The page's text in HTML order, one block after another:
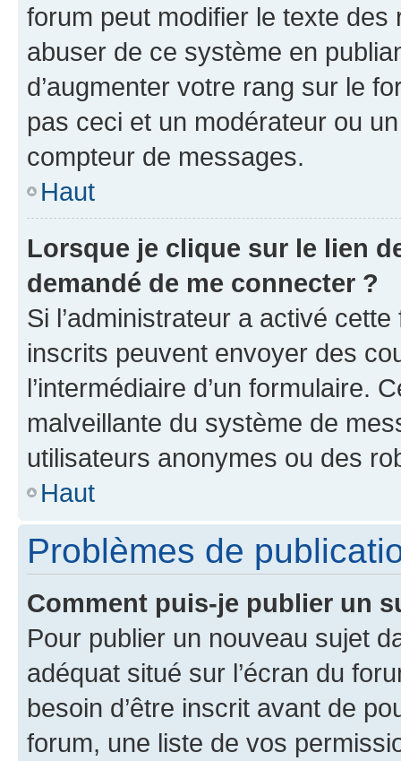
forum peut modifier le texte
abuser de ce système en
d’augmenter votre rang sur le
pas ceci et un modérateur ou
compteur de messages.
Haut
Lorsque je clique sur le lien
demandé de me connecter ?
Si l’administrateur a activé
inscrits peuvent envoyer des
l’intermédiaire d’un formulaire.
malveillante du système de
utilisateurs anonymes ou des
Haut
Problèmes de
Comment puis-je publier un
Pour publier un nouveau sujet
adéquat situé sur l’écran du
besoin d’être inscrit avant de
forum, une liste de vos